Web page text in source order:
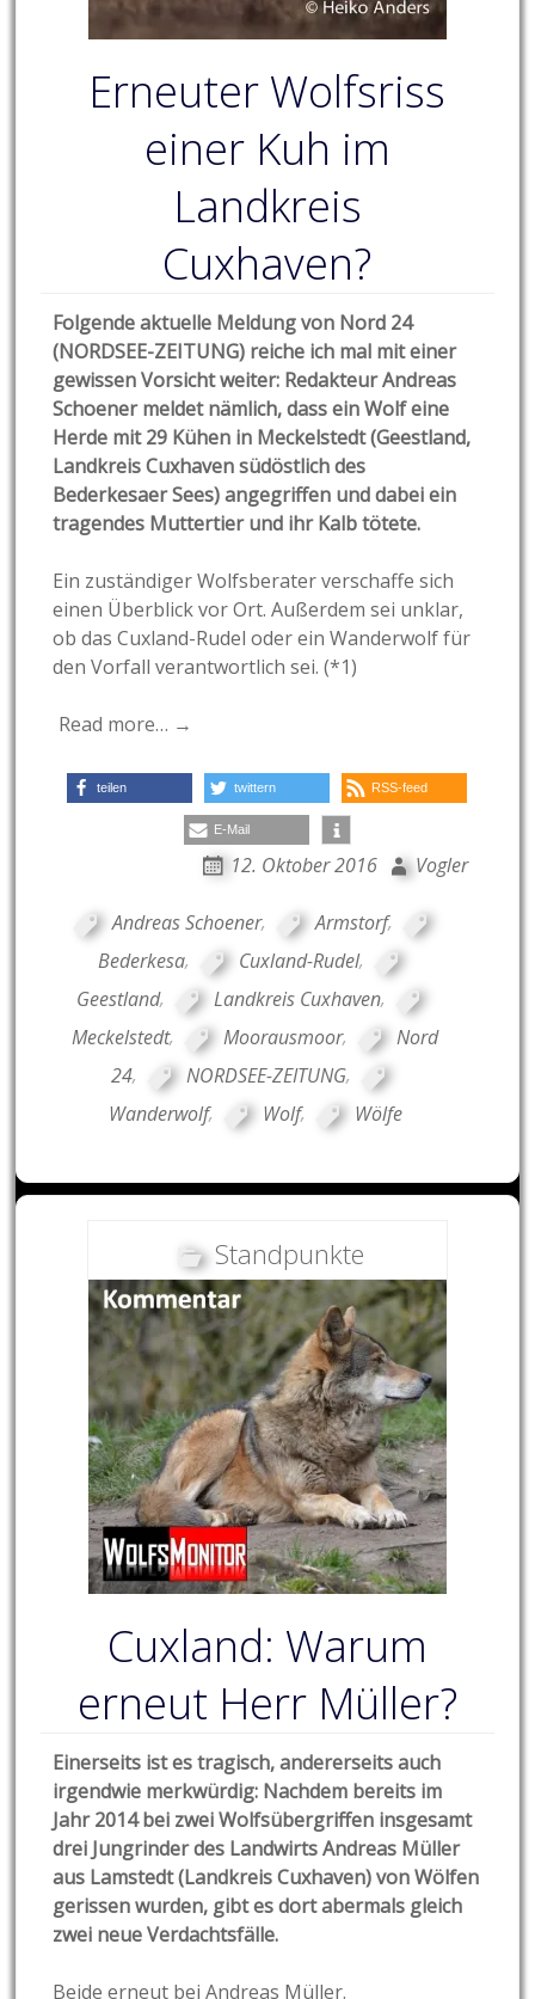
Erneuter Wolfsriss
einer Kuh im
Landkreis
Cuxhaven?
Folgende aktuelle Meldung von Nord 24
(NORDSEE-ZEITUNG) reiche ich mal mit einer
gewissen Vorsicht weiter: Redakteur Andreas
Schoener meldet nämlich, dass ein Wolf eine
Herde mit 29 Kühen in Meckelstedt (Geestland,
Landkreis Cuxhaven südöstlich des
Bederkesaer Sees) angegriffen und dabei ein
tragendes Muttertier und ihr Kalb tötete.
Ein zuständiger Wolfsberater verschaffe sich
einen Überblick vor Ort. Außerdem sei unklar,
ob das Cuxland-Rudel oder ein Wanderwolf für
den Vorfall verantwortlich sei. (*1)
Read more… →
teilen twittern RSS-feed
E-Mail
12. Oktober 2016 Vogler
Andreas Schoener, Armstorf,
Bederkesa, Cuxland-Rudel,
Geestland, Landkreis Cuxhaven,
Meckelstedt, Moorausmoor,
Nord
24, NORDSEE-ZEITUNG,
Wanderwolf, Wolf, Wölfe
Standpunkte
Cuxland: Warum
erneut Herr Müller?
Einerseits ist es tragisch, andererseits auch
irgendwie merkwürdig: Nachdem bereits im
Jahr 2014 bei zwei Wolfsübergriffen insgesamt
drei Jungrinder des Landwirts Andreas Müller
aus Lamstedt (Landkreis Cuxhaven) von Wölfen
gerissen wurden, gibt es dort abermals gleich
zwei neue Verdachtsfälle.
Beide erneut bei Andreas Müller.